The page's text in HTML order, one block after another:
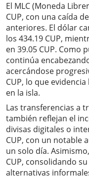
El MLC (Moneda
CUP, con una caída
anteriores. El dólar
los 434.19 CUP,
en 39.05 CUP. Como
continúa
acercándose
CUP, lo que
en la isla.
Las transferencias a
también reflejan el
divisas digitales o
CUP, con un notable
un solo día.
CUP, consolidando
alternativas